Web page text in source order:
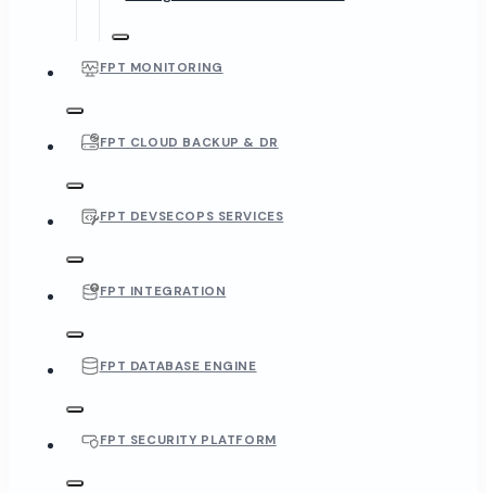
FPT MONITORING
FPT CLOUD BACKUP & DR
FPT DEVSECOPS SERVICES
FPT INTEGRATION
FPT DATABASE ENGINE
FPT SECURITY PLATFORM